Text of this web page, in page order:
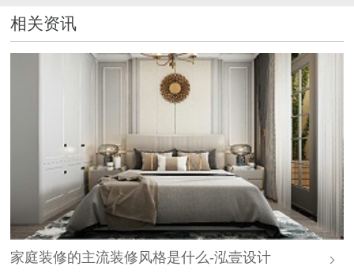
相关资讯
家庭装修的主流装修风格是什么-泓壹设计